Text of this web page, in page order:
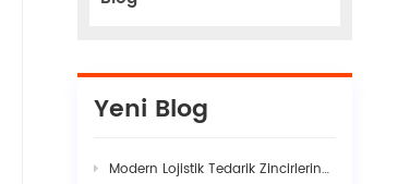
Yeni Blog
Modern Lojistik Tedarik Zincirlerindeki Gizli Güvenlik Açıkları